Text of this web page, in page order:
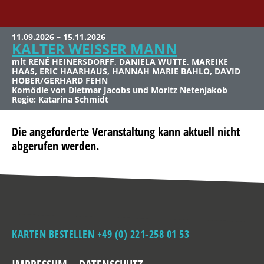
11.09.2026 – 15.11.2026
KALTER WEISSER MANN
mit RENÉ HEINERSDORFF, DANIELA WUTTE, MAREIKE
HAAS, ERIC HAARHAUS, HANNAH MARIE BAHLO, DAVID
HOBER/GERHARD FEHN
Komödie von Dietmar Jacobs und Moritz Netenjakob
Regie: Katarina Schmidt
21.11.2026, 20 Uhr
JÖRG KNÖR
Simply My Best!
17.02.2027, 20 Uhr
STADTGEKLIMPER
Aus dem Kölner Stadtleben nicht mehr wegzudenken – Jetzt
Live im Konzert im Theater am Dom
18.02.2027, 20 Uhr
STADTGEKLIMPER
Aus dem Kölner Stadtleben nicht mehr wegzudenken – Jetzt
Live im Konzert im Theater am Dom
07.03.2027, 11 Uhr
RALF BAUER
„Das Lächeln am Fuße der Leiter“
06.06.2027, 11 Uhr
ISABEL VARELL
„Die guten alten Zeiten sind jetzt“
Die angeforderte Veranstaltung kann aktuell nicht
abgerufen werden.
KARTEN BESTELLEN +49 (0) 221-258 01 53